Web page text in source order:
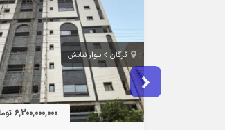
گرگان بلوار نیایش
6,300,000,000 تومان